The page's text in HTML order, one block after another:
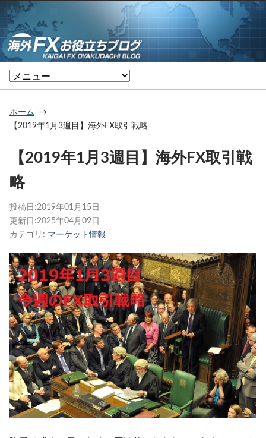
ホーム
【2019年1月3週目】海外FX取引戦略
【2019年1月3週目】海外FX取引戦
略
投稿日:2019年01月15日
更新日:2025年04月09日
カテゴリ: マーケット情報